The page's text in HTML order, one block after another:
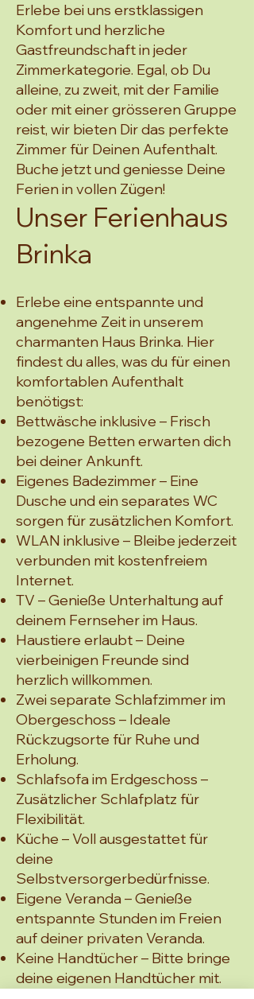
Erlebe bei uns erstklassigen
Komfort und herzliche
Gastfreundschaft in jeder
Zimmerkategorie. Egal, ob Du
alleine, zu zweit, mit der Familie
oder mit einer grösseren Gruppe
reist, wir bieten Dir das perfekte
Zimmer für Deinen Aufenthalt.
Buche jetzt und geniesse Deine
Ferien in vollen Zügen!
Unser Ferienhaus
Brinka
Erlebe eine entspannte und
angenehme Zeit in unserem
charmanten Haus Brinka. Hier
findest du alles, was du für einen
komfortablen Aufenthalt
benötigst:
Bettwäsche inklusive – Frisch
bezogene Betten erwarten dich
bei deiner Ankunft.
Eigenes Badezimmer – Eine
Dusche und ein separates WC
sorgen für zusätzlichen Komfort.
WLAN inklusive – Bleibe jederzeit
verbunden mit kostenfreiem
Internet.
TV – Genieße Unterhaltung auf
deinem Fernseher im Haus.
Haustiere erlaubt – Deine
vierbeinigen Freunde sind
herzlich willkommen.
Zwei separate Schlafzimmer im
Obergeschoss – Ideale
Rückzugsorte für Ruhe und
Erholung.
Schlafsofa im Erdgeschoss –
Zusätzlicher Schlafplatz für
Flexibilität.
Küche – Voll ausgestattet für
deine
Selbstversorgerbedürfnisse.
Eigene Veranda – Genieße
entspannte Stunden im Freien
auf deiner privaten Veranda.
Keine Handtücher – Bitte bringe
deine eigenen Handtücher mit.